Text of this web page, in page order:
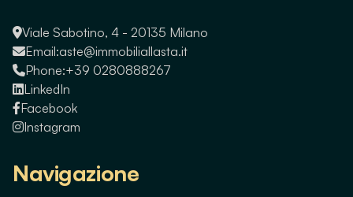
Viale Sabotino, 4 - 20135 Milano
Email:aste@immobiliallasta.it
Phone:+39 0280888267
LinkedIn
Facebook
Instagram
Navigazione